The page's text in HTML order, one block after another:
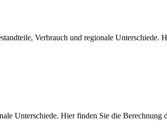
Verbrauch und regionale Unterschiede.
Unterschiede. Hier finden Sie die Berechnung